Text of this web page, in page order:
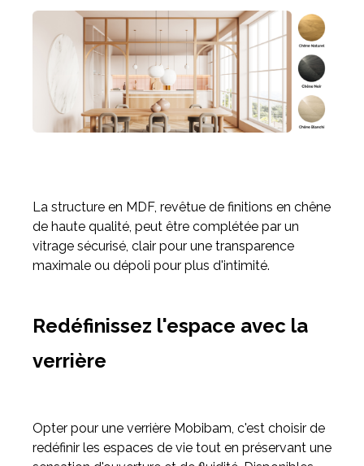
La structure en MDF, revêtue de finitions en chêne
de haute qualité, peut être complétée par un
vitrage sécurisé, clair pour une transparence
maximale ou dépoli pour plus d'intimité.
Redéfinissez l'espace avec la
verrière
Opter pour une verrière Mobibam, c'est choisir de
redéfinir les espaces de vie tout en préservant une